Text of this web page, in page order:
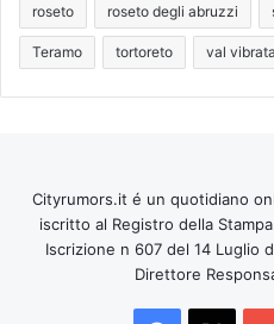
roseto roseto degli abruzzi
Teramo tortoreto val vibrata
Cityrumors.it é un quotidiano
iscritto al Registro della
Iscrizione n 607 del 14 Luglio
Direttore